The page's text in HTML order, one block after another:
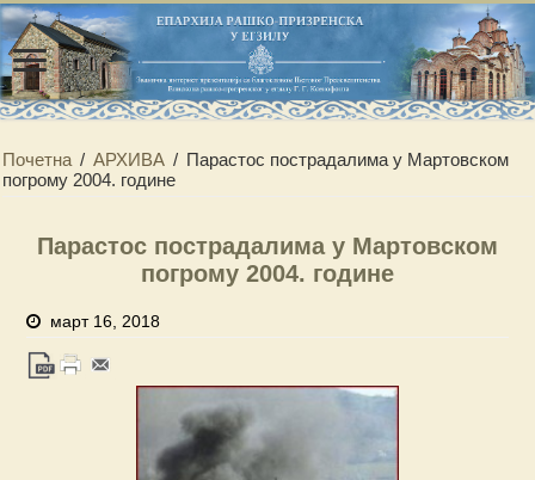
Почетна / АРХИВА / Парастос пострадалима у Мартовском
погрому 2004. године
Парастос пострадалима у Мартовском
погрому 2004. године
март 16, 2018